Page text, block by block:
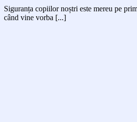
Siguranța copiilor noștri este mereu pe
când vine vorba [...]